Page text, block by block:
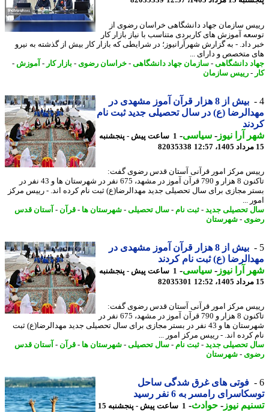
سازمان جهاد دانشگاهی خراسان رضوی از
آموزش های کاربردی متناسب با نیاز بازار کار
داد. - به گزارش شهرآرانیوز؛ در شرایطی که بازار کار بیش از گذشته به نیرو
متخصص و دارای ...
دانشگاهی-سازمان جهاد دانشگاهی-خراسان رضوی-بازار کار-آموزش-
-رییس سازمان
بیش از 8 هزار قرآن آموز مشهدی در
(ع) در سال تحصیلی جدید ثبت نام
آرا نیوز-سیاسی-
1 ساعت پیش - پنجشنبه
82035338
مرکز امور قرآنی آستان قدس رضوی گفت:
تاکنون 8 هزار و 790 قرآن آموز در مشهد، 675 نفر در شهرستان ها و 43 نفر در
مجازی برای سال تحصیلی جدید مهدالرضا(ع) ثبت نام کرده اند. - رییس مرکز
...
تحصیلی جدید-ثبت نام-سال تحصیلی-شهرستان ها- قرآن-
آستان قدس
-شهرستان
بیش از 8 هزار قرآن آموز مشهدی در
(ع) ثبت نام کردند
آرا نیوز-سیاسی-
1 ساعت پیش - پنجشنبه
82035301
مرکز امور قرآنی آستان قدس رضوی گفت:
تاکنون 8 هزار و 790 قرآن آموز در مشهد، 675 نفر در
شهرستان ها و 43 نفر در بستر مجازی برای سال تحصیلی جدید مهدالرضا(ع) ثبت
کرده اند. - رییس مرکز امور ...
تحصیلی جدید-ثبت نام-سال تحصیلی-شهرستان ها- قرآن-
آستان قدس
-شهرستان
فوتی های غرق شدگی ساحل
رامسر به 6 نفر رسید
نیوز-حوادث -
1 ساعت پیش - پنجشنبه 15